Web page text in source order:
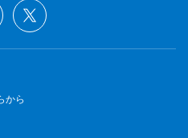
から